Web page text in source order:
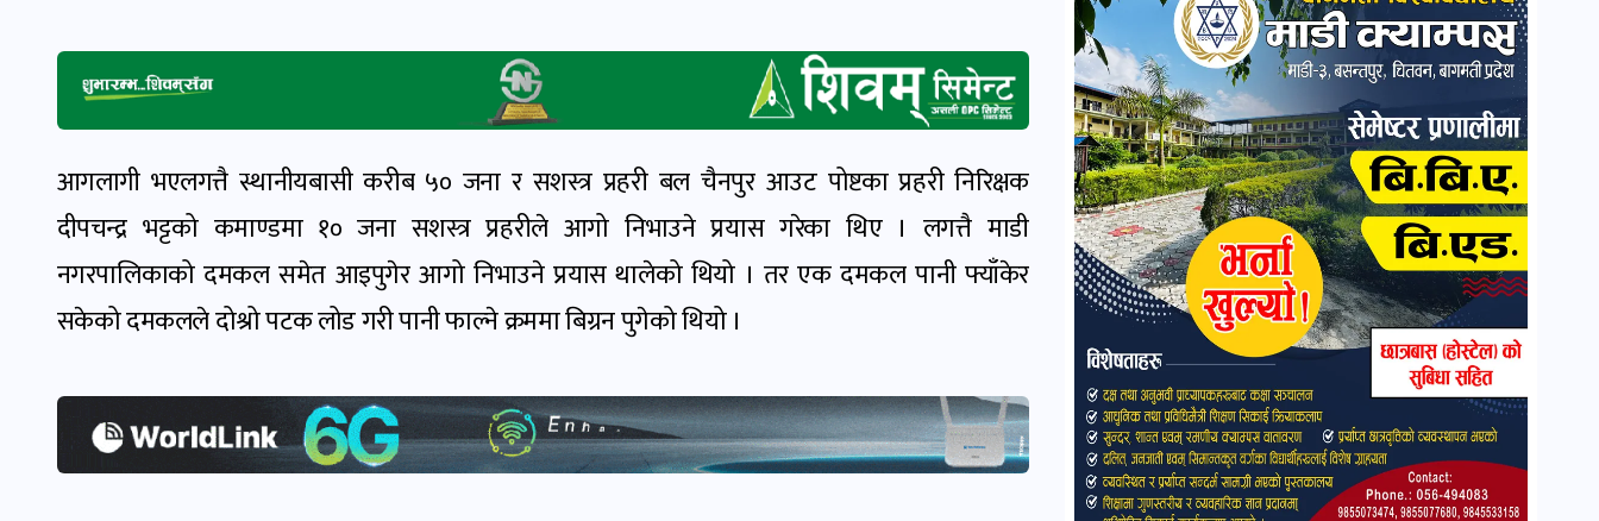
आगलागी भएलगत्तै स्थानीयबासी करीब ५० जना र सशस्त्र प्रहरी बल चैनपुर आउट पोष्टका प्रहरी निरिक्षक
दीपचन्द्र भट्टको कमाण्डमा १० जना सशस्त्र प्रहरीले आगो निभाउने प्रयास गरेका थिए । लगत्तै माडी
नगरपालिकाको दमकल समेत आइपुगेर आगो निभाउने प्रयास थालेको थियो । तर एक दमकल पानी फ्याँकेर
सकेको दमकलले दोश्रो पटक लोड गरी पानी फाल्ने क्रममा बिग्रन पुगेको थियो ।